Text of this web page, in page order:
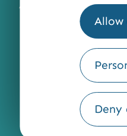
Allow
Deny
ACCESSIBILITÉ : NON
QUI
Fourni par